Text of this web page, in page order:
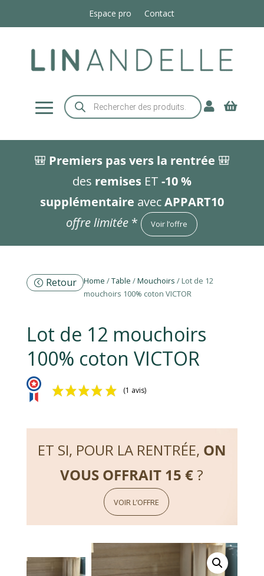
Espace pro Contact
Recherche
de
produits
 
🎒 Premiers pas vers la rentrée 🎒
des remisesET -10 %
supplémentaire avecAPPART10
offre limitée * Voir l’offre
Retour Home /Table /Mouchoirs / Lot de 12
mouchoirs 100% coton VICTOR
Lot de 12 mouchoirs
100% coton VICTOR
(1 avis)
ET SI, POUR LA RENTRÉE, ON
VOUS OFFRAIT 15 €?
VOIR L’OFFRE